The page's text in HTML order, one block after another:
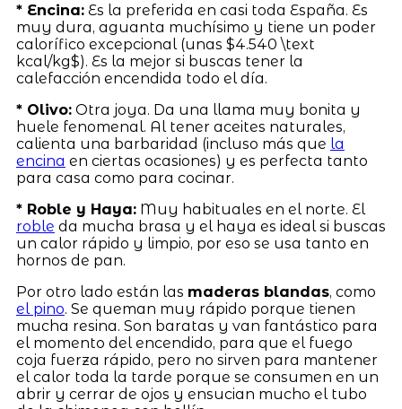
* Encina:Es la preferida en casi toda España. Es
muy dura, aguanta muchísimo y tiene un poder
calorífico excepcional (unas $4.540 \text
kcal/kg$). Es la mejor si buscas tener la
calefacción encendida todo el día.
* Olivo:Otra joya. Da una llama muy bonita y
huele fenomenal. Al tener aceites naturales,
calienta una barbaridad (incluso más que la
encina en ciertas ocasiones) y es perfecta tanto
para casa como para cocinar.
* Roble y Haya:Muy habituales en el norte. El
roble da mucha brasa y el haya es ideal si buscas
un calor rápido y limpio, por eso se usa tanto en
hornos de pan.
Por otro lado están las maderas blandas, como
el pino. Se queman muy rápido porque tienen
mucha resina. Son baratas y van fantástico para
el momento del encendido, para que el fuego
coja fuerza rápido, pero no sirven para mantener
el calor toda la tarde porque se consumen en un
abrir y cerrar de ojos y ensucian mucho el tubo